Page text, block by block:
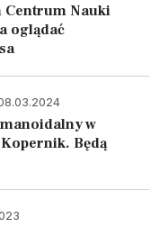
Centrum Nauki
oglądać
w
Będą